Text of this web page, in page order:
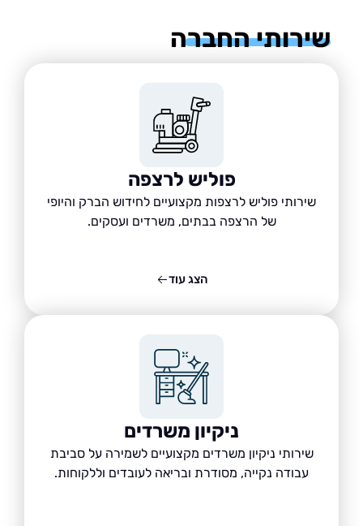
החברה
פוליש לרצפה
שירותי פוליש לרצפות מקצועיים לחידוש הברק והיופי
של הרצפה בבתים, משרדים ועסקים.
ניקיון משרדים
שירותי ניקיון משרדים מקצועיים לשמירה על סביבת
עבודה נקייה, מסודרת ובריאה לעובדים וללקוחות.